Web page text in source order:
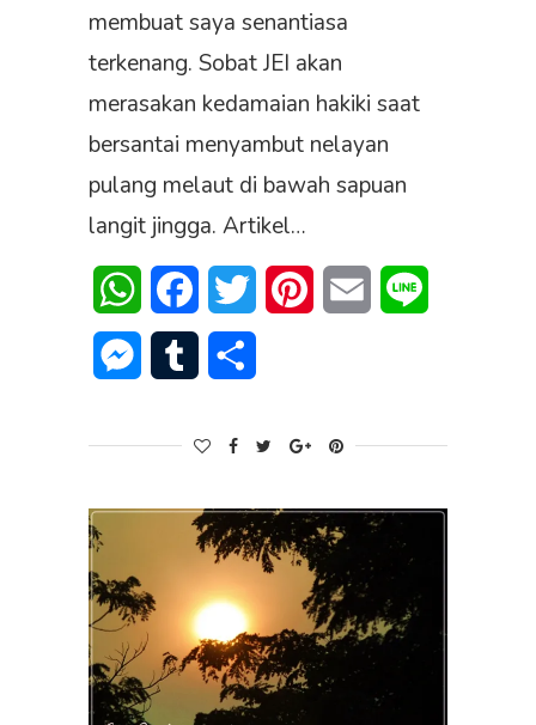
membuat saya senantiasa
terkenang. Sobat JEI akan
merasakan kedamaian hakiki saat
bersantai menyambut nelayan
pulang melaut di bawah sapuan
langit jingga. Artikel…
WhatsAppFacebookTwitter PinterestEmail
Messenger
Tumblr